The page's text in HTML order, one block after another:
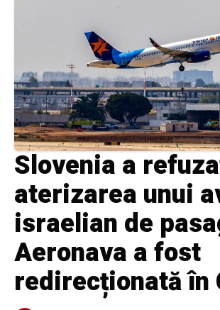
Slovenia a
aterizarea unui
israelian de
Aeronava a fost
redirecționată în